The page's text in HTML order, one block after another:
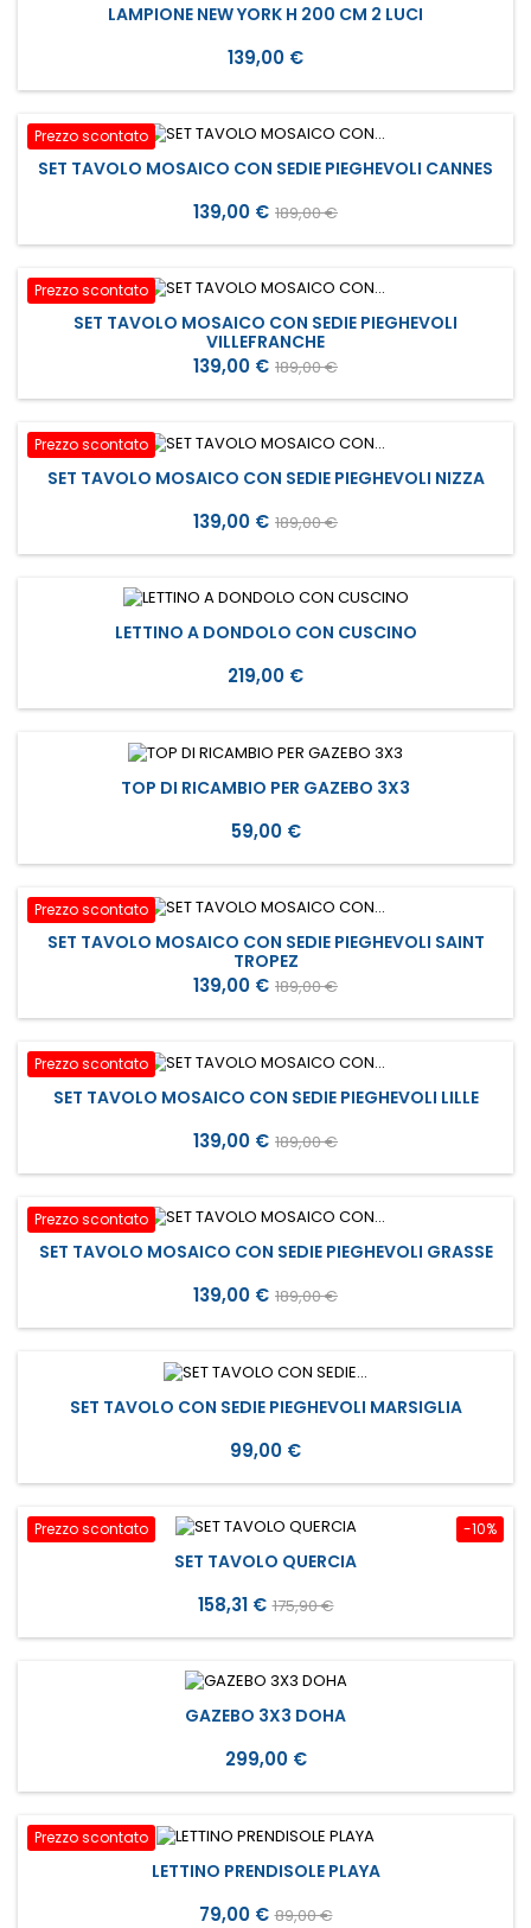
LAMPIONE NEW YORK H 200 CM 2 LUCI
Prezzo
139,00 €
Prezzo scontato
SET TAVOLO MOSAICO CON SEDIE PIEGHEVOLI CANNES
Prezzo
139,00 € Prezzo
base
189,00 €
Prezzo scontato
SET TAVOLO MOSAICO CON SEDIE PIEGHEVOLI
VILLEFRANCHE
Prezzo
139,00 € Prezzo
base
189,00 €
Prezzo scontato
SET TAVOLO MOSAICO CON SEDIE PIEGHEVOLI NIZZA
Prezzo
139,00 € Prezzo
base
189,00 €
LETTINO A DONDOLO CON CUSCINO
Prezzo
219,00 €
TOP DI RICAMBIO PER GAZEBO 3X3
Prezzo
59,00 €
Prezzo scontato
SET TAVOLO MOSAICO CON SEDIE PIEGHEVOLI SAINT
TROPEZ
Prezzo
139,00 € Prezzo
base
189,00 €
Prezzo scontato
SET TAVOLO MOSAICO CON SEDIE PIEGHEVOLI LILLE
Prezzo
139,00 € Prezzo
base
189,00 €
Prezzo scontato
SET TAVOLO MOSAICO CON SEDIE PIEGHEVOLI GRASSE
Prezzo
139,00 € Prezzo
base
189,00 €
SET TAVOLO CON SEDIE PIEGHEVOLI MARSIGLIA
Prezzo
99,00 €
-10%
Prezzo scontato
SET TAVOLO QUERCIA
Prezzo
158,31 € Prezzo
base
175,90 €
GAZEBO 3X3 DOHA
Prezzo
299,00 €
Prezzo scontato
LETTINO PRENDISOLE PLAYA
Prezzo
79,00 € Prezzo
89,00 €